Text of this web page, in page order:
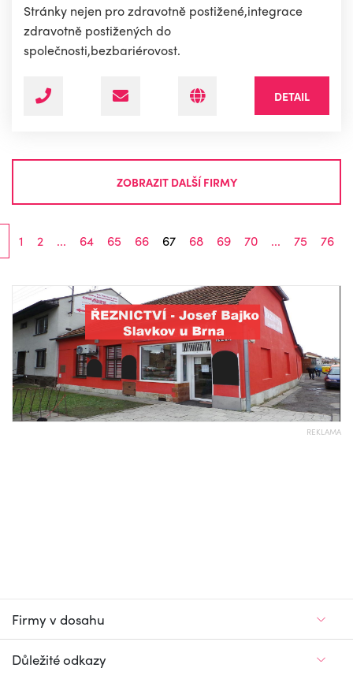
Stránky nejen pro zdravotně postižené,integrace
zdravotně postižených do
společnosti,bezbariérovost.
DETAIL
ZOBRAZIT DALŠÍ FIRMY
1 2 ... 64 65 66 67 68 69 70 ... 75 76
REKLAMA
Firmy v dosahu
Důležité odkazy